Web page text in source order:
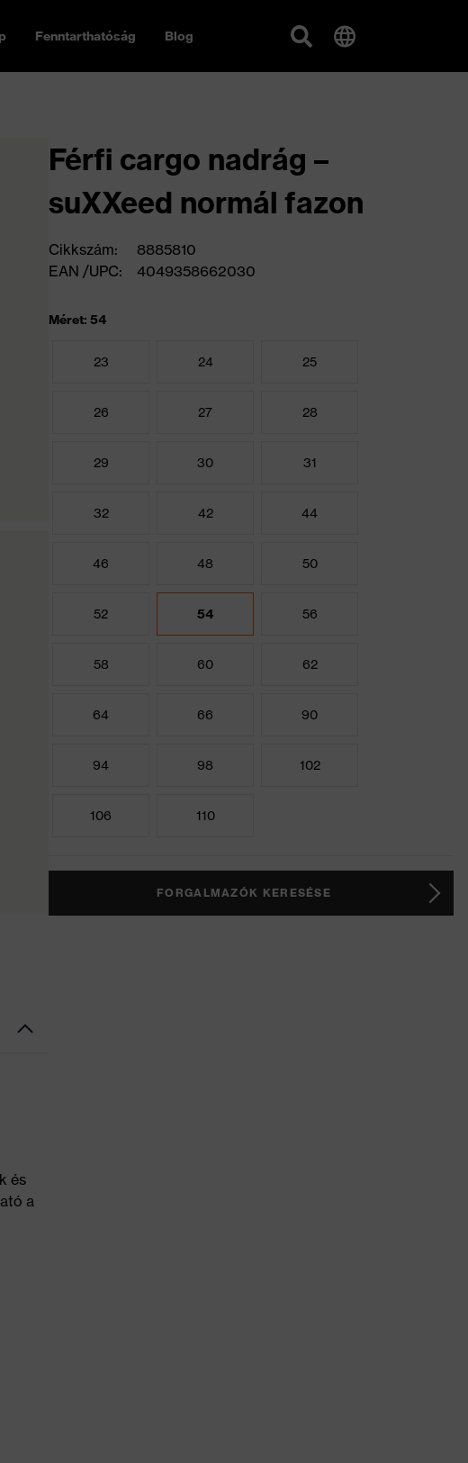
Fenntarthatóság Blog
és
a
Férfi cargo nadrág –
suXXeed normál fazon
Cikkszám:
8885810
EAN /UPC:
4049358662030
Méret: 54
23 24 25
26 27 28
29 30 31
32 42 44
46 48 50
52 54 56
58 60 62
64 66 90
94 98 102
106 110
FORGALMAZÓK KERESÉSE